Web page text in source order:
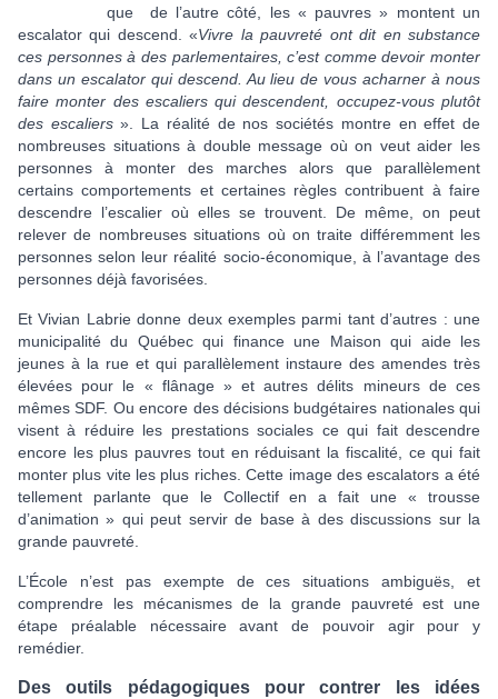
que de l’autre côté, les « pauvres » montent un
escalator qui descend. «Vivre la pauvreté ont dit en substance
ces personnes à des parlementaires, c’est comme devoir monter
dans un escalator qui descend. Au lieu de vous acharner à nous
faire monter des escaliers qui descendent, occupez-vous plutôt
des escaliers». La réalité de nos sociétés montre en effet de
nombreuses situations à double message où on veut aider les
personnes à monter des marches alors que parallèlement
certains comportements et certaines règles contribuent à faire
descendre l’escalier où elles se trouvent. De même, on peut
relever de nombreuses situations où on traite différemment les
personnes selon leur réalité socio-économique, à l’avantage des
personnes déjà favorisées.
Et Vivian Labrie donne deux exemples parmi tant d’autres : une
municipalité du Québec qui finance une Maison qui aide les
jeunes à la rue et qui parallèlement instaure des amendes très
élevées pour le « flânage » et autres délits mineurs de ces
mêmes SDF. Ou encore des décisions budgétaires nationales qui
visent à réduire les prestations sociales ce qui fait descendre
encore les plus pauvres tout en réduisant la fiscalité, ce qui fait
monter plus vite les plus riches. Cette image des escalators a été
tellement parlante que le Collectif en a fait une « trousse
d’animation » qui peut servir de base à des discussions sur la
grande pauvreté.
L’École n’est pas exempte de ces situations ambiguës, et
comprendre les mécanismes de la grande pauvreté est une
étape préalable nécessaire avant de pouvoir agir pour y
remédier.
Des outils pédagogiques pour contrer les idées